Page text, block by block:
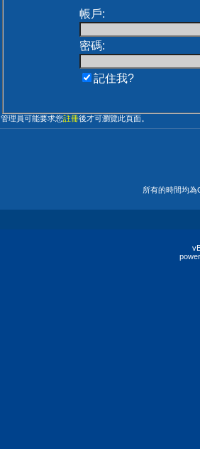
帳戶:
密碼:
記住我?
管理員可能要求您註冊後才可瀏覽此頁面。
所有的時間均為